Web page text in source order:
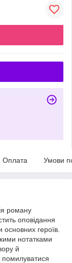
Оплата Умови
роману
оповідання
героїв.
нотатками
й